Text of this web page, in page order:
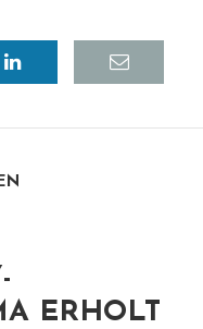
ERHOLT